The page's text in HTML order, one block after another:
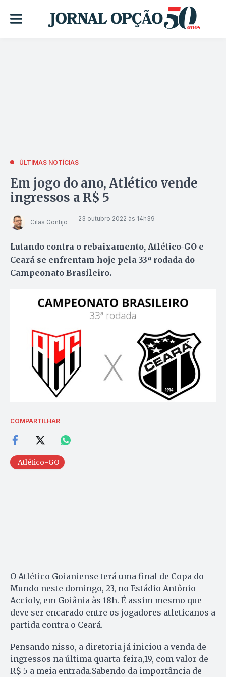
ÚLTIMAS NOTÍCIAS
Em jogo do ano, Atlético vende
ingressos a R$ 5
Cilas Gontijo 23 outubro 2022 às 14h39
Lutando contra o rebaixamento, Atlético-GO e
Ceará se enfrentam hoje pela 33ª rodada do
Campeonato Brasileiro.
COMPARTILHAR
Atlético-GO
O Atlético Goianiense terá uma final de Copa do
Mundo neste domingo, 23, no Estádio Antônio
Accioly, em Goiânia às 18h. É assim mesmo que
deve ser encarado entre os jogadores atleticanos a
partida contra o Ceará.
Pensando nisso, a diretoria já iniciou a venda de
ingressos na última quarta-feira,19, com valor de
R$ 5 a meia entrada.Sabendo da importância de